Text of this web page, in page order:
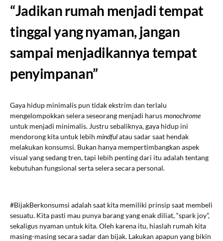
“Jadikan rumah menjadi tempat
tinggal yang nyaman, jangan
sampai menjadikannya tempat
penyimpanan”
Gaya hidup minimalis pun tidak ekstrim dan terlalu
mengelompokkan selera seseorang menjadi harusmonochrome
untuk menjadi minimalis. Justru sebaliknya, gaya hidup ini
mendorong kita untuk lebih mindfulatau sadar saat hendak
melakukan konsumsi. Bukan hanya mempertimbangkan aspek
visual yang sedang tren, tapi lebih penting dari itu adalah tentang
kebutuhan fungsional serta selera secara personal.
#BijakBerkonsumsi adalah saat kita memiliki prinsip saat membeli
sesuatu. Kita pasti mau punya barang yang enak diliat, “spark joy”,
sekaligus nyaman untuk kita. Oleh karena itu, hiaslah rumah kita
masing-masing secara sadar dan bijak. Lakukan apapun yang bikin